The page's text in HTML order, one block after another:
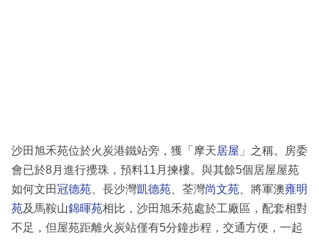
沙田旭禾苑位於火炭港鐵站旁，獲「摩天居屋 」之稱。房委
會已於8月進行攪珠，預料11月揀樓。與其餘5個居屋屋苑
如何文田冠德苑 、長沙灣凱德苑 、荃灣尚文苑 、將軍澳雍明
苑及馬鞍山錦暉苑相比，沙田旭禾苑處於工廠區，配套相對
不足，但屋苑距離火炭站僅有5分鐘步程，交通方便，一起